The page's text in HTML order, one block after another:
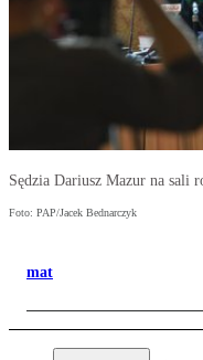
Sędzia Dariusz Mazur na sali
Foto: PAP/Jacek Bednarczyk
mat